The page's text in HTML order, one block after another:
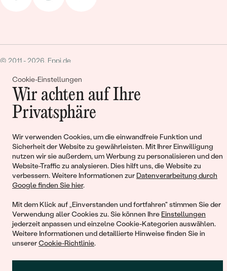
Cookie-Einstellungen
Wir achten auf Ihre
Privatsphäre
Wir verwenden Cookies, um die einwandfreie Funktion und
Sicherheit der Website zu gewährleisten. Mit Ihrer Einwilligung
nutzen wir sie außerdem, um Werbung zu personalisieren und den
Website-Traffic zu analysieren. Dies hilft uns, die Website zu
verbessern. Weitere Informationen zur Datenverarbeitung durch
Google finden Sie hier.
Mit dem Klick auf „Einverstanden und fortfahren" stimmen Sie der
Verwendung aller Cookies zu. Sie können Ihre Einstellungen
jederzeit anpassen und einzelne Cookie-Kategorien auswählen.
Weitere Informationen und detaillierte Hinweise finden Sie in
unsererCookie-Richtlinie.
© 2011 - 2026, Eppi.de
Warenkorb
Sie haben keinen Artikel im Warenkorb